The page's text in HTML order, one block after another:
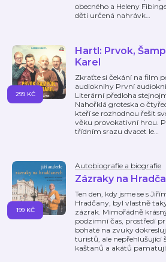
obecného a Heleny
děti určená nahrávk…
Hartl: Prvok,
Karel
Zkraťte si čekání na film
audioknihy První
Literární předloha
Nahořklá groteska o
kteří se rozhodnou řešit
věku provokativní hrou.
třídním srazu dvacet le…
299 KČ
Autobiografie a biografie
Zázraky na
Ten den, kdy jsme se s
Hradčany, byl vlastně
zázrak. Mimořádně
podzimní čas, prostředí
bohaté na zvuky
turistů, ale nepřehlušující
kaštanů a akátů
199 KČ